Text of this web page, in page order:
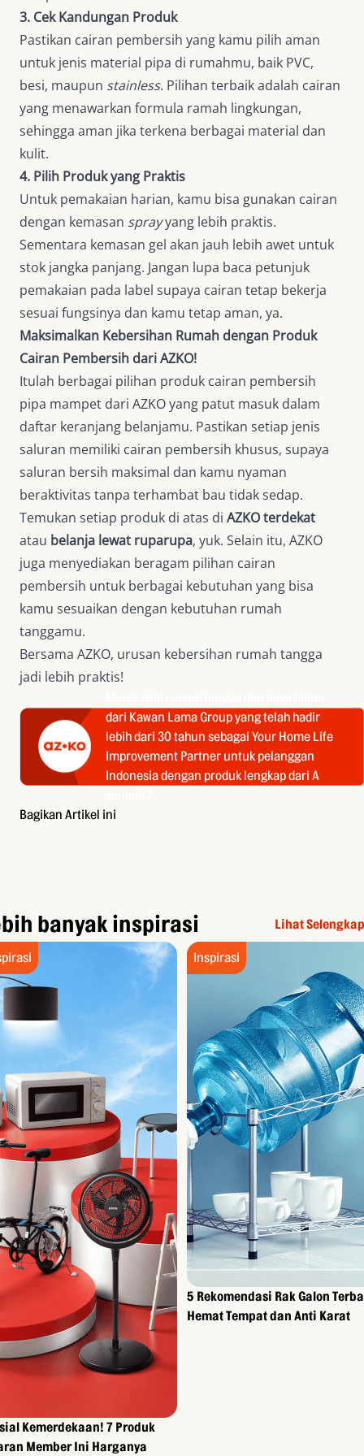
3. Cek Kandungan Produk
Pastikan cairan pembersih yang kamu pilih aman
untuk jenis material pipa di rumahmu, baik PVC,
besi, maupun stainless. Pilihan terbaik adalah cairan
yang menawarkan formula ramah lingkungan,
sehingga aman jika terkena berbagai material dan
kulit.
4. Pilih Produk yang Praktis
Untuk pemakaian harian, kamu bisa gunakan cairan
dengan kemasan sprayyang lebih praktis.
Sementara kemasan gel akan jauh lebih awet untuk
stok jangka panjang. Jangan lupa baca petunjuk
pemakaian pada label supaya cairan tetap bekerja
sesuai fungsinya dan kamu tetap aman, ya.
Maksimalkan Kebersihan Rumah dengan Produk
Cairan Pembersih dari AZKO!
Itulah berbagai pilihan produk cairan pembersih
pipa mampet dari AZKO yang patut masuk dalam
daftar keranjang belanjamu. Pastikan setiap jenis
saluran memiliki cairan pembersih khusus, supaya
saluran bersih maksimal dan kamu nyaman
beraktivitas tanpa terhambat bau tidak sedap.
Temukan setiap produk di atas di AZKO terdekat
atau belanja lewat ruparupa, yuk. Selain itu, AZKO
juga menyediakan beragam pilihan cairan
pembersih untuk berbagai kebutuhan yang bisa
kamu sesuaikan dengan kebutuhan rumah
tanggamu.
Bersama AZKO, urusan kebersihan rumah tangga
jadi lebih praktis!
dari Kawan Lama Group yang telah hadir
lebih dari 30 tahun sebagai Your Home Life
Improvement Partner untuk pelanggan
Indonesia dengan produk lengkap dari A
Bagikan Artikel ini
banyak inspirasi Lihat
Kemerdekaan! 7 Produk
Member Ini Harganya
Inspirasi
5 Rekomendasi Rak Galon
Hemat Tempat dan Anti Karat